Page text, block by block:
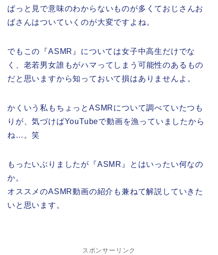
ぱっと見で意味のわからないものが多くておじさんお
ばさんはついていくのが大変ですよね。
でもこの『ASMR』については女子中高生だけでな
く、老若男女誰もがハマってしまう可能性のあるもの
だと思いますから知っておいて損はありませんよ。
かくいう私もちょっとASMRについて調べていたつも
りが、気づけばYouTubeで動画を漁っていましたから
ね…。笑
もったいぶりましたが『ASMR』とはいったい何なの
か。
オススメのASMR動画の紹介も兼ねて解説していきた
いと思います。
スポンサーリンク